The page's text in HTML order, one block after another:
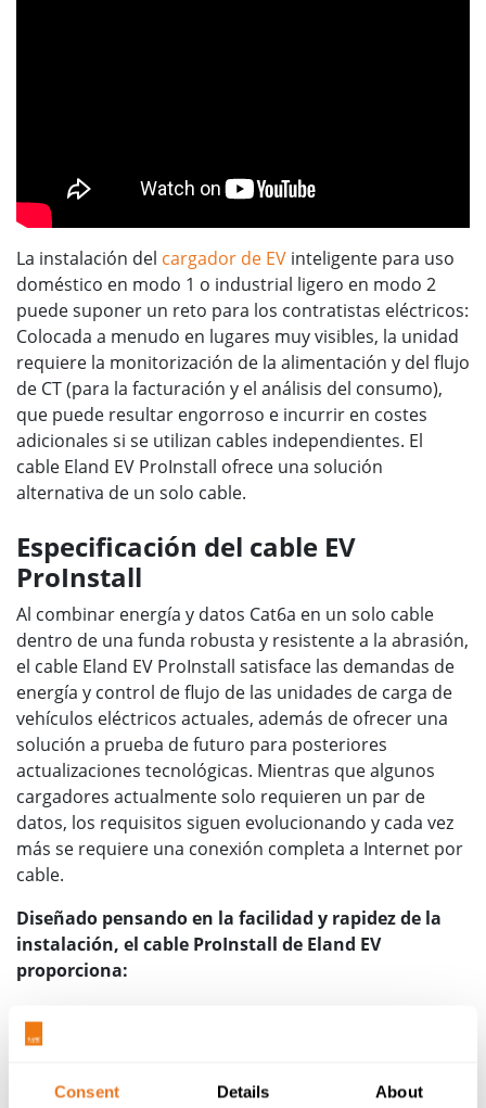
Consent Details About
La instalación del cargador de EV inteligente para uso
doméstico en modo 1 o industrial ligero en modo 2
puede suponer un reto para los contratistas eléctricos:
Colocada a menudo en lugares muy visibles, la unidad
requiere la monitorización de la alimentación y del flujo
de CT (para la facturación y el análisis del consumo),
que puede resultar engorroso e incurrir en costes
adicionales si se utilizan cables independientes. El
cable Eland EV ProInstall ofrece una solución
alternativa de un solo cable.
Especificación del cable EV
ProInstall
Al combinar energía y datos Cat6a en un solo cable
dentro de una funda robusta y resistente a la abrasión,
el cable Eland EV ProInstall satisface las demandas de
energía y control de flujo de las unidades de carga de
vehículos eléctricos actuales, además de ofrecer una
solución a prueba de futuro para posteriores
actualizaciones tecnológicas. Mientras que algunos
cargadores actualmente solo requieren un par de
datos, los requisitos siguen evolucionando y cada vez
más se requiere una conexión completa a Internet por
cable.
Diseñado pensando en la facilidad y rapidez de la
instalación, el cable ProInstall de Eland EV
proporciona:
reducidos.